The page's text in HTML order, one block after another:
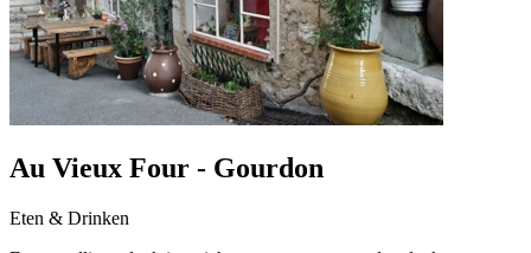
Au Vieux Four - Gourdon
Eten & Drinken